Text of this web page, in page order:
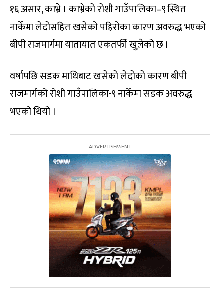
१६ असार, काभ्रे । काभ्रेको रोशी गाउँपालिका–९ स्थित
नार्केमा लेदोसहित खसेको पहिरोका कारण अवरुद्ध भएको
बीपी राजमार्गमा यातायात एकतर्फी खुलेको छ ।
वर्षापछि सडक माथिबाट खसेको लेदोको कारण बीपी
राजमार्गको रोशी गाउँपालिका-९ नार्केमा सडक अवरुद्ध
भएको थियो ।